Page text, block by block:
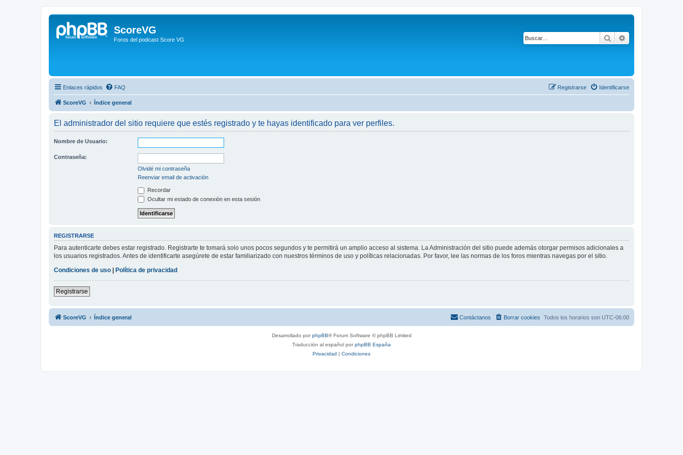
ScoreVG
Foros del podcast Score VG Buscar
Enlaces rápidos FAQ Identificarse
Registrarse
ScoreVG Índice general
El administrador del sitio requiere que estés registrado y te hayas identificado para ver perfiles.
Nombre de Usuario:
Contraseña:
Olvidé mi contraseña
Reenviar email de activación
Recordar
Ocultar mi estado de conexión en esta sesión
REGISTRARSE
Para autenticarte debes estar registrado. Registrarte te tomará solo unos pocos segundos y te permitirá un amplio acceso al sistema. La Administración del sitio puede además otorgar permisos adicionales a
los usuarios registrados. Antes de identificarte asegúrete de estar familiarizado con nuestros términos de uso y políticas relacionadas. Por favor, lee las normas de los foros mientras navegas por el sitio.
Condiciones de uso | Política de privacidad
Registrarse
ScoreVG Índice general Todos los horarios son UTC-06:00
Borrar cookies
Contáctanos
Desarrollado porphpBB® Forum Software © phpBB Limited
Traducción al español porphpBB España
Privacidad | Condiciones